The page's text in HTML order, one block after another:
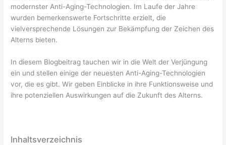
modernster Anti-Aging-Technologien. Im Laufe der Jahre
wurden bemerkenswerte Fortschritte erzielt, die
vielversprechende Lösungen zur Bekämpfung der Zeichen des
Alterns bieten.
In diesem Blogbeitrag tauchen wir in die Welt der Verjüngung
ein und stellen einige der neuesten Anti-Aging-Technologien
vor, die es gibt. Wir geben Einblicke in ihre Funktionsweise und
ihre potenziellen Auswirkungen auf die Zukunft des Alterns.
Inhaltsverzeichnis